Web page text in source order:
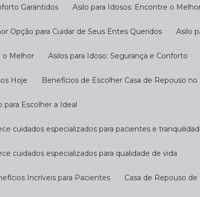
Garantidos Asilo para Idosos: Encontre o
Opção para Cuidar de Seus Entes Queridos Asilo
o Melhor Asilos para Idoso: Segurança e Conforto
Hoje Benefícios de Escolher Casa de Repouso
para Escolher a Ideal
cuidados especializados para pacientes e
cuidados especializados para qualidade de vida
Incríveis para Pacientes Casa de Repouso